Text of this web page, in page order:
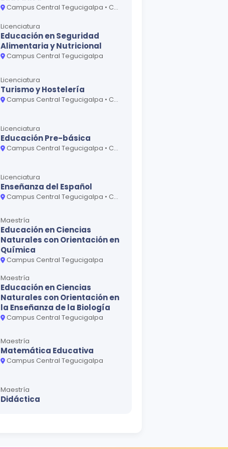
Campus Central Tegucigalpa • Centro Universitario Regional San Pedro Sula
Licenciatura
Educación en Seguridad
Alimentaria y Nutricional
Campus Central Tegucigalpa
Licenciatura
Turismo y Hostelería
Campus Central Tegucigalpa • Centro Universitario Regional La Ceiba • Centro Universitario Regional San Pedro Sula
Licenciatura
Educación Pre-básica
Campus Central Tegucigalpa • Centro Regional Universitario Choluteca • Centro Regional Universitario Danlí • Centro Regional Universitario Gracias • Centro Regional Universitario Juticalpa • Centro Regional Universitario La Esperanza • Centro Regional Universitario Santa Bárbara • Centro Universitario Regional La Ceiba • Centro Universitario Regional San Pedro Sula • Centro Universitario Regional Santa Rosa de Copán
Licenciatura
Enseñanza del Español
Campus Central Tegucigalpa • Centro Universitario Regional San Pedro Sula
Maestría
Educación en Ciencias
Naturales con Orientación en
Química
Campus Central Tegucigalpa
Maestría
Educación en Ciencias
Naturales con Orientación en
la Enseñanza de la Biología
Campus Central Tegucigalpa
Maestría
Matemática Educativa
Campus Central Tegucigalpa
Maestría
Didáctica